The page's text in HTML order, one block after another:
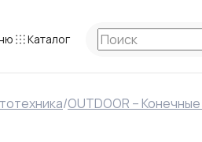
Каталог
/OUTDOOR –